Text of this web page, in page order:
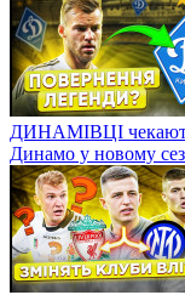
ДИНАМІВЦІ
Динамо у новому